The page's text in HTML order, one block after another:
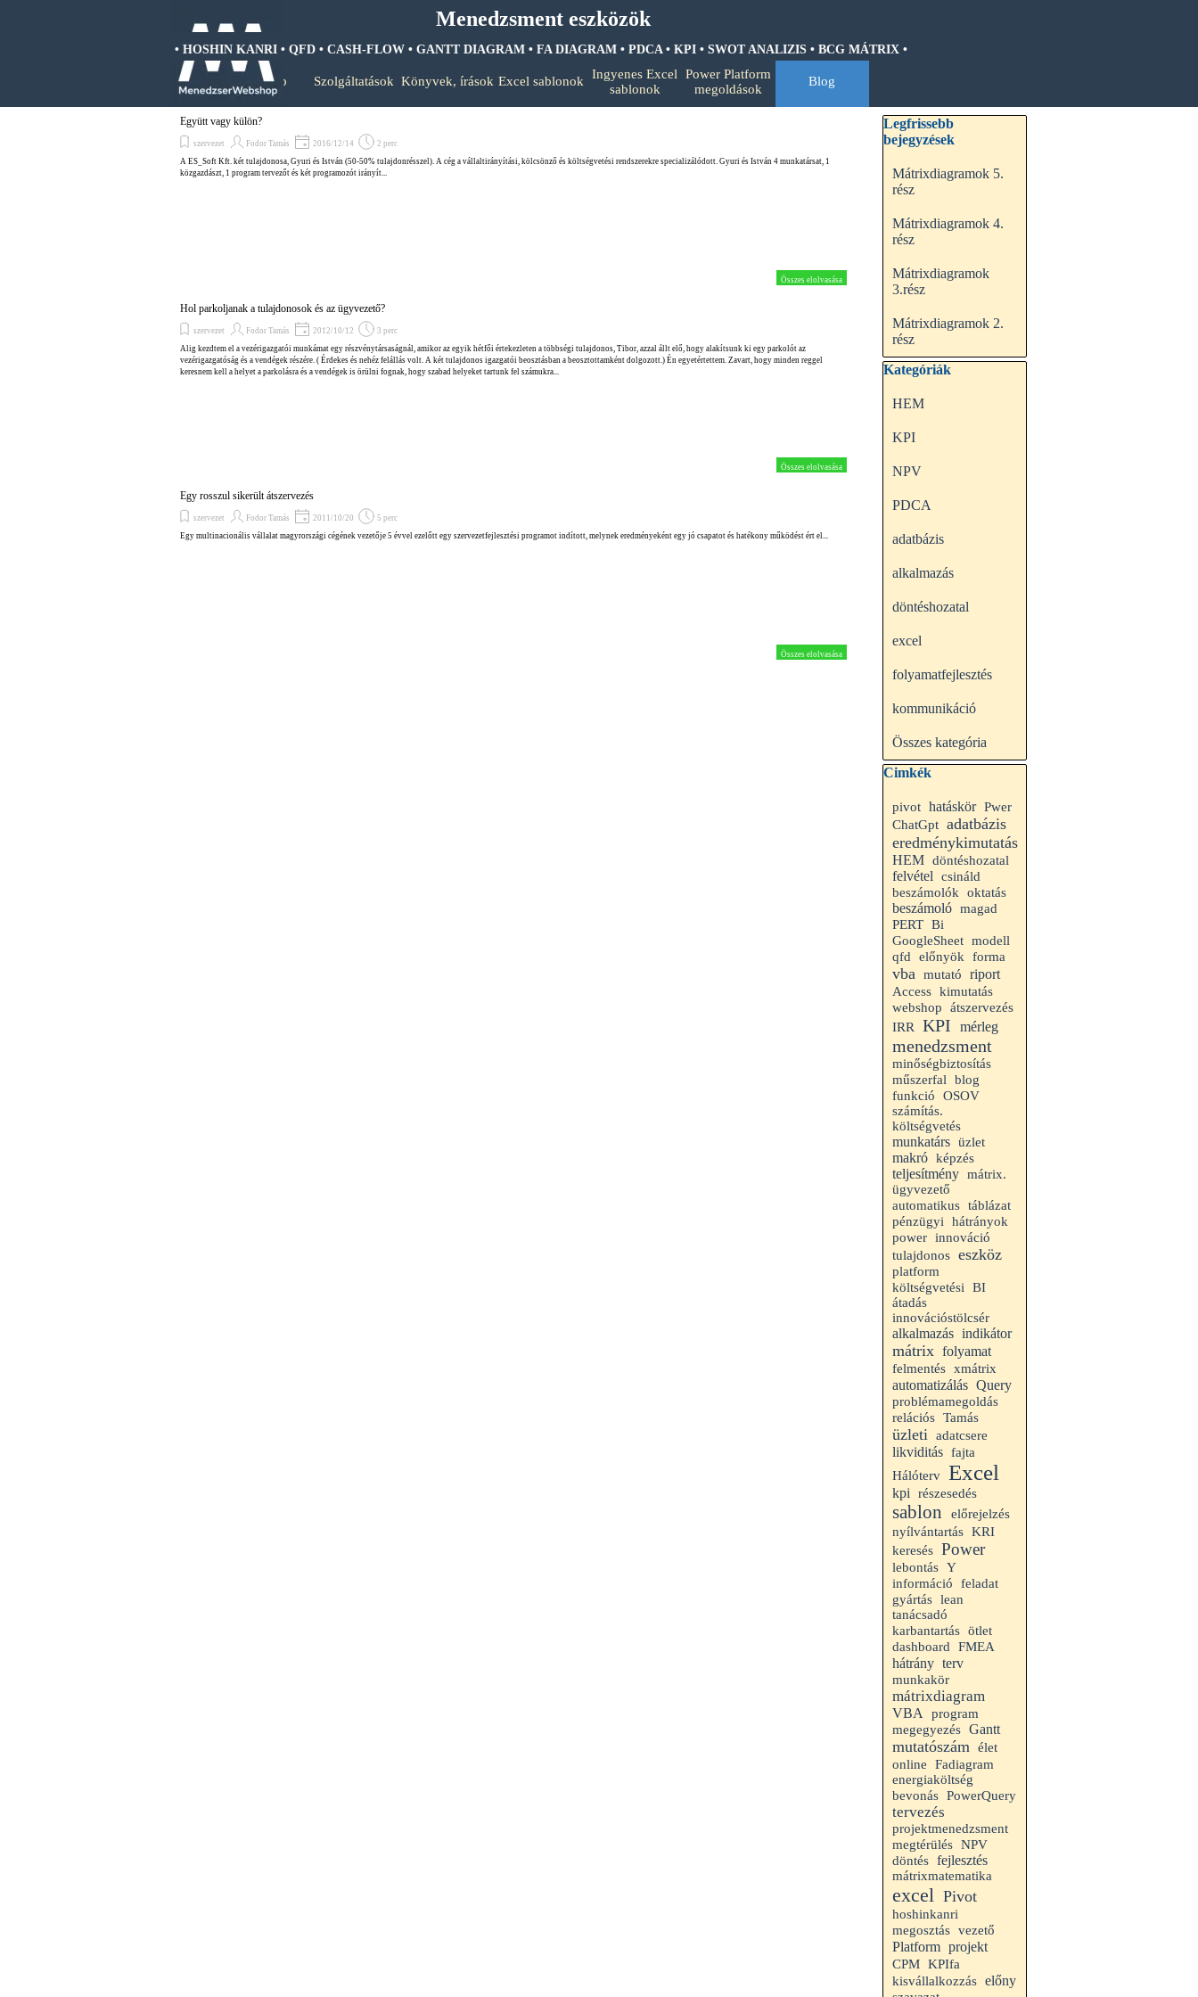
Menedzsment eszközök
• BCG MÁTRIX • HOSHIN KANRI • QFD • CASH-FLOW • GANTT DIAGRAM • FA DIAGRAM • PDCA • KPI • SWOT ANALIZIS • BCG MÁTRIX • HOSHIN KANRI • QFD • CASH-FLOW • GANTT
Kezdőlap
Szolgáltatások Könyvek, írások ▼
Excel sablonok ▼
Ingyenes Excel
sablonok
▼
Power Platform
megoldások
▼
Blog
Együtt vagy külön?
szervezet Fodor Tamás 2016/12/14
2 perc
A ES_Soft Kft. két tulajdonosa, Gyuri és István (50-50% tulajdonrésszel). A cég a vállaltirányítási, kölcsönző és költségvetési rendszerekre specializálódott. Gyuri és István 4 munkatársat, 1
közgazdászt, 1 program tervezőt és két programozót irányít...
Összes elolvasása
Hol parkoljanak a tulajdonosok és az ügyvezető?
szervezet Fodor Tamás 2012/10/12
3 perc
Alig kezdtem el a vezérigazgatói munkámat egy részvénytársaságnál, amikor az egyik hétfői értekezleten a többségi tulajdonos, Tibor, azzal állt elő, hogy alakítsunk ki egy parkolót az
vezérigazgatóság és a vendégek részére. ( Érdekes és nehéz felállás volt. A két tulajdonos igazgatói beosztásban a beosztottamként dolgozott.) Én egyetértettem. Zavart, hogy minden reggel
keresnem kell a helyet a parkolásra és a vendégek is örülni fognak, hogy szabad helyeket tartunk fel számukra...
Összes elolvasása
Egy rosszul sikerült átszervezés
szervezet Fodor Tamás 2011/10/20
5 perc
Egy multinacionális vállalat magyrországi cégének vezetője 5 évvel ezelőtt egy szervezetfejlesztési programot indított, melynek eredményeként egy jó csapatot és hatékony működést ért el...
Összes elolvasása
Kihagy blokk Legfrissebb bejegyzések
Legfrissebb
bejegyzések
Mátrixdiagramok 5.
rész
Mátrixdiagramok 4.
rész
Mátrixdiagramok
3.rész
Mátrixdiagramok 2.
rész
Kihagy blokk Kategóriák
Kategóriák
HEM
KPI
NPV
PDCA
adatbázis
alkalmazás
döntéshozatal
excel
folyamatfejlesztés
kommunikáció
Összes kategória
Kihagy blokk Cimkék
Cimkék
pivot hatáskör Pwer
ChatGpt adatbázis
eredménykimutatás
HEM döntéshozatal
felvétel
csináld
beszámolók
oktatás
beszámoló magad
PERT Bi
GoogleSheet modell
qfd
előnyök forma
vba mutató riport
Access kimutatás
webshop
átszervezés
IRR
KPI mérleg
menedzsment
minőségbiztosítás
műszerfal
blog
funkció
OSOV
számítás.
költségvetés
munkatárs üzlet
makró képzés
teljesítmény mátrix.
ügyvezető
automatikus táblázat
pénzügyi
hátrányok
power innováció
tulajdonos eszköz
platform
költségvetési
BI
átadás
innovációstölcsér
alkalmazás indikátor
mátrix folyamat
felmentés xmátrix
automatizálás Query
problémamegoldás
relációs Tamás
üzleti adatcsere
likviditás fajta
Hálóterv Excel
kpi részesedés
sablon
előrejelzés
nyílvántartás KRI
keresés Power
lebontás Y
információ
feladat
gyártás lean
tanácsadó
karbantartás ötlet
dashboard
FMEA
hátrány terv
munkakör
mátrixdiagram
VBA
program
megegyezés Gantt
mutatószám élet
online
Fadiagram
energiaköltség
bevonás PowerQuery
tervezés
projektmenedzsment
megtérülés NPV
döntés fejlesztés
mátrixmatematika
excel Pivot
hoshinkanri
megosztás vezető
Platform projekt
CPM KPIfa
kisvállalkozzás előny